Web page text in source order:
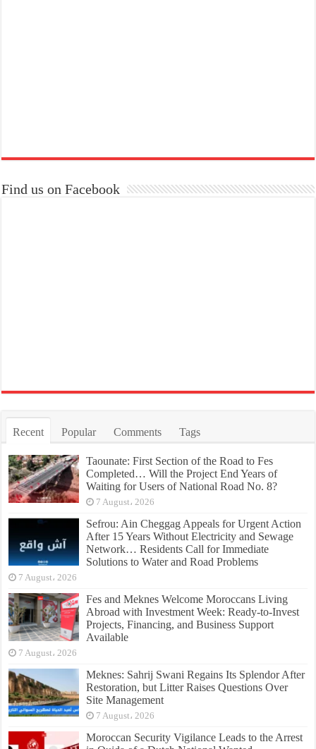
Find us on Facebook
Recent Popular Comments Tags
Taounate: First Section of the Road to Fes
Completed… Will the Project End Years of
Waiting for Users of National Road No. 8?
7 August، 2026
Sefrou: Ain Cheggag Appeals for Urgent Action
After 15 Years Without Electricity and Sewage
Network… Residents Call for Immediate
Solutions to Water and Road Problems
7 August، 2026
Fes and Meknes Welcome Moroccans Living
Abroad with Investment Week: Ready-to-Invest
Projects, Financing, and Business Support
Available
7 August، 2026
Meknes: Sahrij Swani Regains Its Splendor After
Restoration, but Litter Raises Questions Over
Site Management
7 August، 2026
Moroccan Security Vigilance Leads to the Arrest